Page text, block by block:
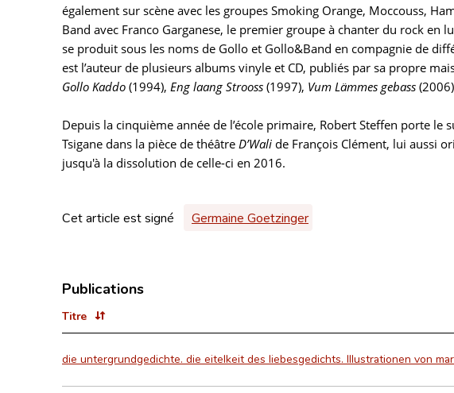
également sur scène avec les groupes Smoking Orange, Moccouss,
Band avec Franco Garganese, le premier groupe à chanter du rock
se produit sous les noms de Gollo et Gollo&Band en compagnie de
est l’auteur de plusieurs albums vinyle et CD, publiés par sa propre
Gollo Kaddo (1994), Eng laang Strooss (1997), Vum Lämmes gebass
Depuis la cinquième année de l’école primaire, Robert Steffen porte
Tsigane dans la pièce de théâtre D’Wali de François Clément, lui aussi
jusqu'à la dissolution de celle-ci en 2016.
Cet article est signé Germaine Goetzinger
Publications
Titre
die untergrundgedichte. die eitelkeit des liebesgedichts. Illustrationen von